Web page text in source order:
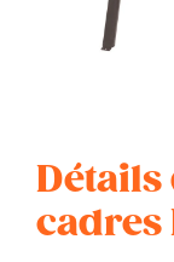
cadres